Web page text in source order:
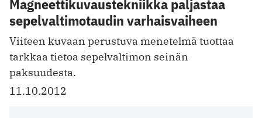
Magneettikuvaustekniikka paljastaa
sepelvaltimotaudin varhaisvaiheen
Viiteen kuvaan perustuva menetelmä tuottaa
tarkkaa tietoa sepelvaltimon seinän
paksuudesta.
11.10.2012